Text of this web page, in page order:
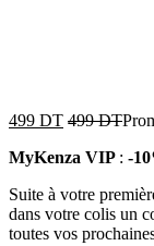
499 DT 499DT
MyKenza VIP : -
Suite à votre
dans votre colis un
toutes vos